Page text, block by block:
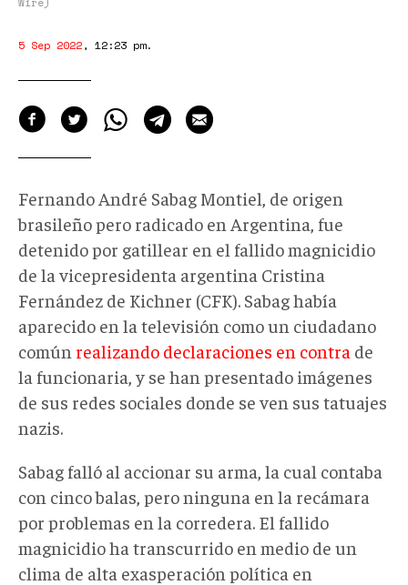
5 Sep 2022, 12:23 pm.
Fernando André Sabag Montiel, de origen
brasileño pero radicado en Argentina, fue
detenido por gatillear en el fallido magnicidio
de la vicepresidenta argentina Cristina
Fernández de Kichner (CFK). Sabag había
aparecido en la televisión como un ciudadano
común realizando declaraciones en contra de
la funcionaria, y se han presentado imágenes
de sus redes sociales donde se ven sus tatuajes
nazis.
Sabag falló al accionar su arma, la cual contaba
con cinco balas, pero ninguna en la recámara
por problemas en la corredera. El fallido
magnicidio ha transcurrido en medio de un
clima de alta exasperación política en